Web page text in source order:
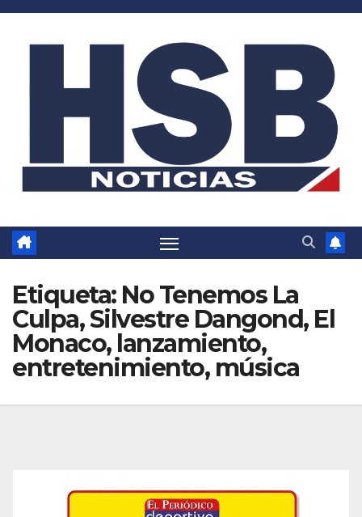
Saltar
Etiqueta: No Tenemos La
Culpa, Silvestre Dangond, El
Monaco, lanzamiento,
entretenimiento, música